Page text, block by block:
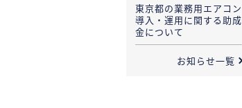
東京都の業務用エアコン
導入・運用に関する助成
金について
お知らせ一覧